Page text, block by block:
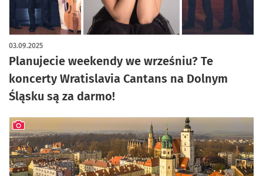
Planujecie weekendy we wrześniu? Te
koncerty Wratislavia Cantans na Dolnym
Śląsku są za darmo!
03.09.2025